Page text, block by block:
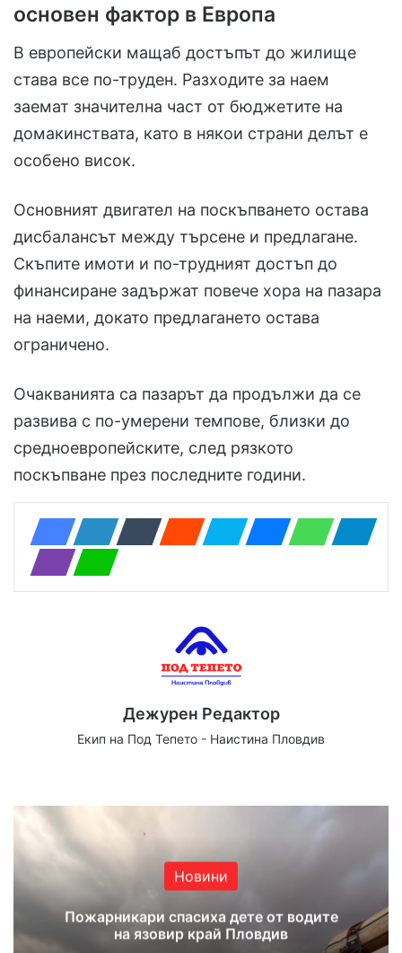
основен фактор в Европа
В европейски мащаб достъпът до жилище
става все по-труден. Разходите за наем
заемат значителна част от бюджетите на
домакинствата, като в някои страни делът е
особено висок.
Основният двигател на поскъпването остава
дисбалансът между търсене и предлагане.
Скъпите имоти и по-трудният достъп до
финансиране задържат повече хора на пазара
на наеми, докато предлагането остава
ограничено.
Очакванията са пазарът да продължи да се
развива с по-умерени темпове, близки до
средноевропейските, след рязкото
поскъпване през последните години.
Дежурен Редактор
Екип на Под Тепето - Наистина Пловдив
Новини
Пожарникари спасиха дете от водите
на язовир край Пловдив